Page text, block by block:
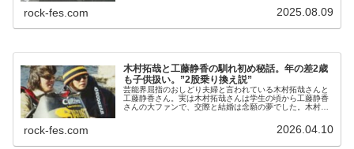
rock-fes.com 2025.08.09
木村拓哉と工藤静香の馴れ初め秘話。年の差2歳
も子供扱い。”2股乗り換え説”
芸能界屈指のおしどり夫婦と言われている木村拓哉さんと
工藤静香さん。実は木村拓哉さんは学生の頃から工藤静香
さんの大ファンで、交際と結婚は念願の夢でした。木村拓
rock-fes.com 2026.04.10